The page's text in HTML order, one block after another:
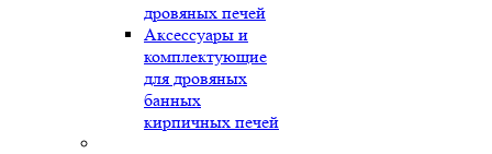
дровяных печей
Аксессуары и
комплектующие
для дровяных
банных
кирпичных печей